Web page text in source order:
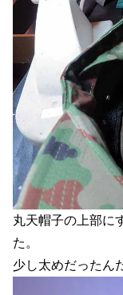
丸天帽子の上部に
た。
少し太めだったん